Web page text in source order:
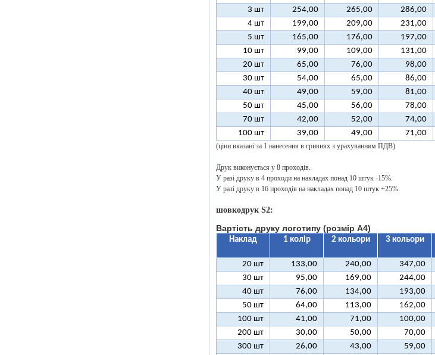
3 шт
254,00 265,00 286,00
4 шт
199,00 209,00 231,00
5 шт
165,00 176,00 197,00
10 шт
99,00 109,00 131,00
20 шт
65,00 76,00 98,00
30 шт
54,00 65,00 86,00
40 шт
49,00 59,00 81,00
50 шт
45,00 56,00 78,00
70 шт
42,00 52,00 74,00
100 шт
39,00 49,00 71,00
(ціни вказані за 1 нанесення в гривнях з урахуванням ПДВ)
Друк виконується у 8 проходів.
У разі друку в 4 проходи на накладах понад 10 штук -15%.
У разі друку в 16 проходів на накладах понад 10 штук +25%.
шовкодрук S2:
Вартість друку логотипу (розмір A4)
Наклад 1 колір 2 кольори 3 кольори
20 шт
133,00 240,00 347,00
30 шт
95,00 169,00 244,00
40 шт
76,00 134,00 193,00
50 шт
64,00 113,00 162,00
100 шт
41,00 71,00 100,00
200 шт
30,00 50,00 70,00
300 шт
26,00 43,00 59,00